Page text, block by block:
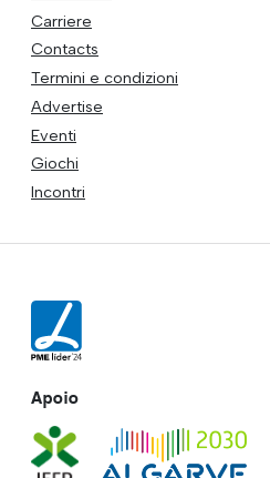
Carriere
Contacts
Termini e condizioni
Advertise
Eventi
Giochi
Incontri
Apoio